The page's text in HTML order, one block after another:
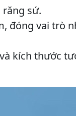
sứ.
đóng vai trò
kích thước